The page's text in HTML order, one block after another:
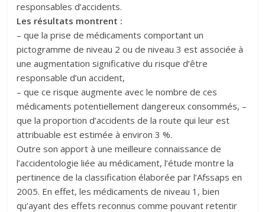
responsables d’accidents.
Les résultats montrent :
– que la prise de médicaments comportant un
pictogramme de niveau 2 ou de niveau 3 est associée à
une augmentation significative du risque d’être
responsable d’un accident,
– que ce risque augmente avec le nombre de ces
médicaments potentiellement dangereux consommés, –
que la proportion d’accidents de la route qui leur est
attribuable est estimée à environ 3 %.
Outre son apport à une meilleure connaissance de
l’accidentologie liée au médicament, l’étude montre la
pertinence de la classification élaborée par l’Afssaps en
2005. En effet, les médicaments de niveau 1, bien
qu’ayant des effets reconnus comme pouvant retentir